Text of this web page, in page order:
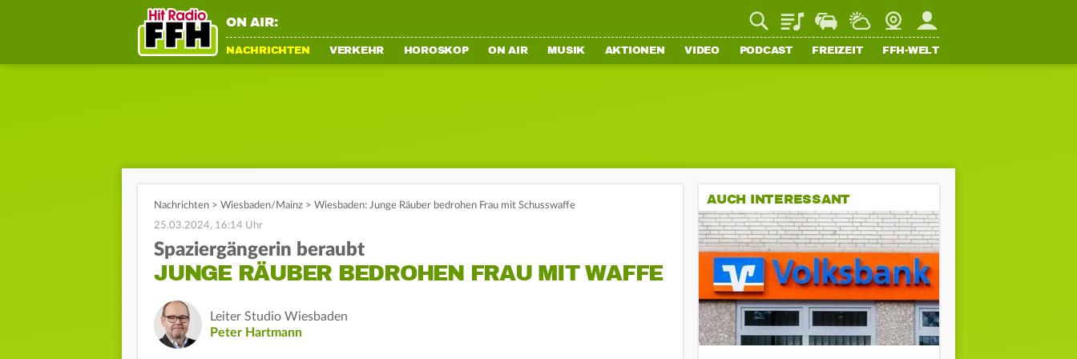
ON AIR: PlaylistStaupilotWetterWebcamMein FFH
NACHRICHTEN VERKEHR HOROSKOP ON AIR MUSIK AKTIONEN VIDEO PODCAST FREIZEIT FFH-WELT
Nachrichten > Wiesbaden/Mainz > Wiesbaden: Junge Räuber bedrohen Frau mit Schusswaffe
25.03.2024, 16:14 Uhr
Spaziergängerin beraubt
JUNGE RÄUBER BEDROHEN FRAU MIT WAFFE
Leiter Studio Wiesbaden
Peter Hartmann
AUCH INTERESSANT